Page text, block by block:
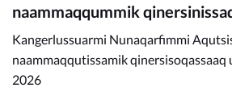
naammaqqummik
Kangerlussuarmi Nunaqarfimmi
naammaqqutissamik qinersisoqassaaq
2026